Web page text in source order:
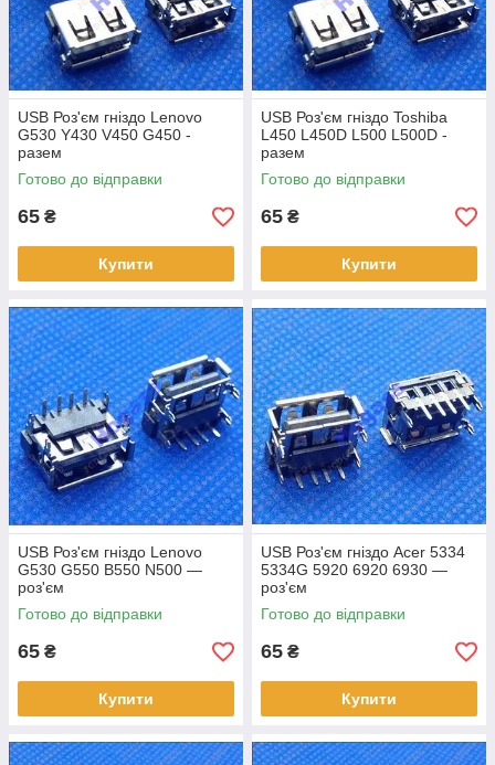
USB Роз'єм гніздо Lenovo
G530 Y430 V450 G450 -
разем
Готово до відправки
65 ₴
Купити
USB Роз'єм гніздо Toshiba
L450 L450D L500 L500D -
разем
Готово до відправки
65 ₴
Купити
USB Роз'єм гніздо Lenovo
G530 G550 B550 N500 —
роз'єм
Готово до відправки
65 ₴
Купити
USB Роз'єм гніздо Acer 5334
5334G 5920 6920 6930 —
роз'єм
Готово до відправки
65 ₴
Купити